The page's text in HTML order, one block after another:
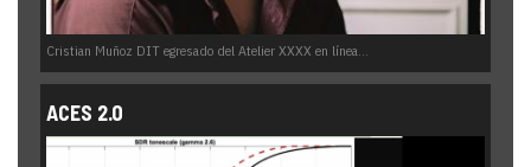
Cristian Muñoz DIT egresado del Atelier XXXX en línea...
ACES 2.0